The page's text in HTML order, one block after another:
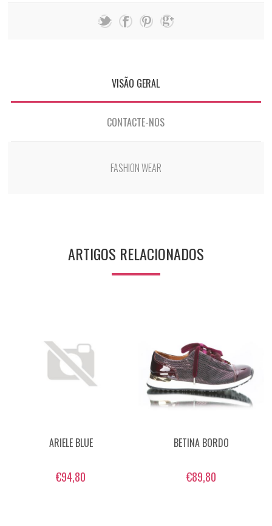
VISÃO GERAL
CONTACTE-NOS
FASHION WEAR
ARTIGOS RELACIONADOS
ARIELE BLUE
€94,80
BETINA BORDO
€89,80